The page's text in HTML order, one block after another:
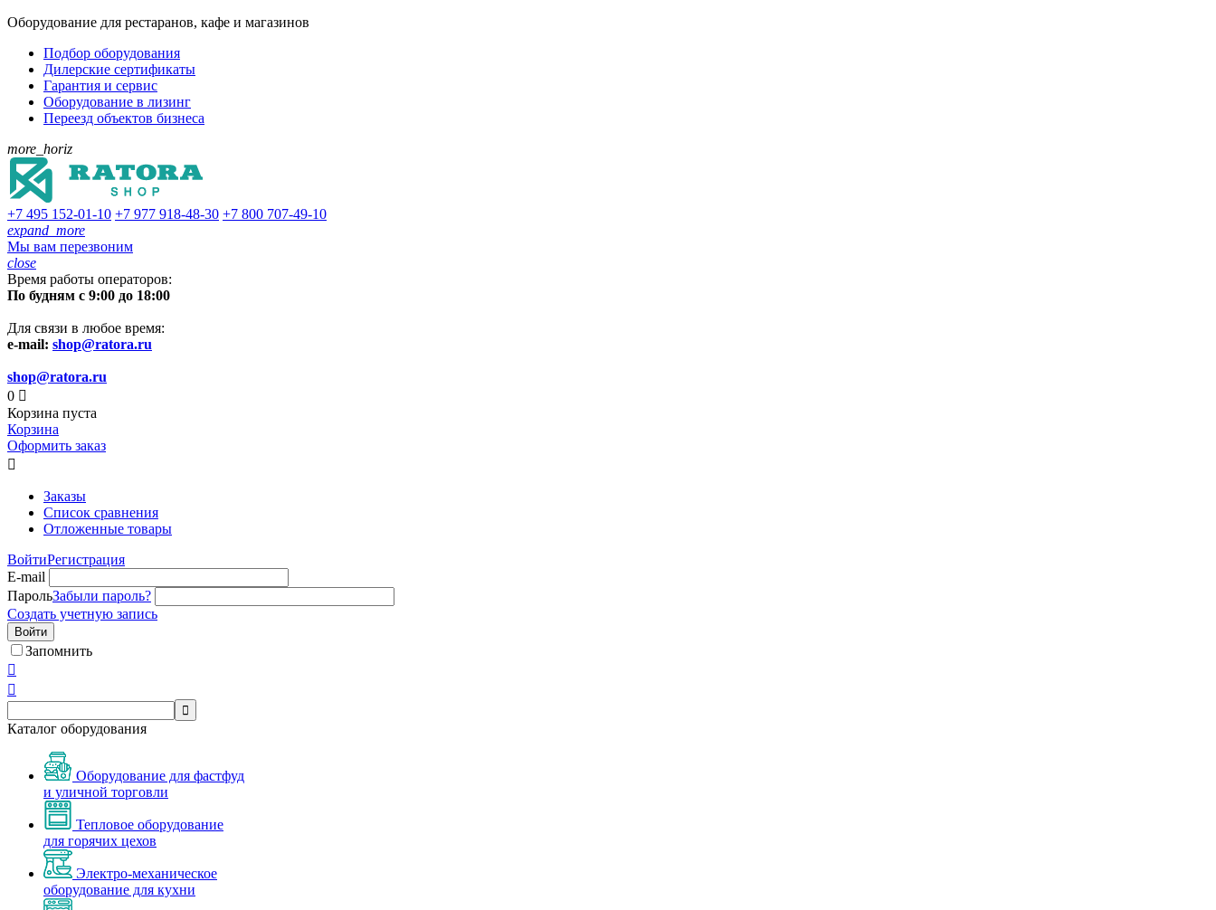
Оборудование для рестаранов, кафе и магазинов
Подбор оборудования
Дилерские сертификаты
Гарантия и сервис
Оборудование в лизинг
Переезд объектов бизнеса
more_horiz
+7 495 152-01-10 +7 977 918-48-30 +7 800 707-49-10
expand_more
Мы вам перезвоним
close
Время работы операторов:
По будням с 9:00 до 18:00
Для связи в любое время:
e-mail: shop@ratora.ru
shop@ratora.ru
0 
Корзина пуста
Корзина
Оформить заказ

Заказы
Список сравнения
Отложенные товары
ВойтиРегистрация
E-mail
ПарольЗабыли пароль?
Создать учетную запись
Войти
Запомнить



Каталог оборудования
Оборудование для фастфуд
и уличной торговли
Тепловое оборудование
для горячих цехов
Электро-механическое
оборудование для кухни